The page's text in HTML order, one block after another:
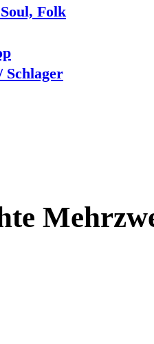
Folk
Schlager